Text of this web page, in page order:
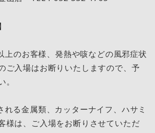
のお客様、発熱や咳などの風邪症状
ご入場はお断りいたしますので、予
る金属類、カッターナイフ、ハサミ
様は、ご入場をお断りさせていただ